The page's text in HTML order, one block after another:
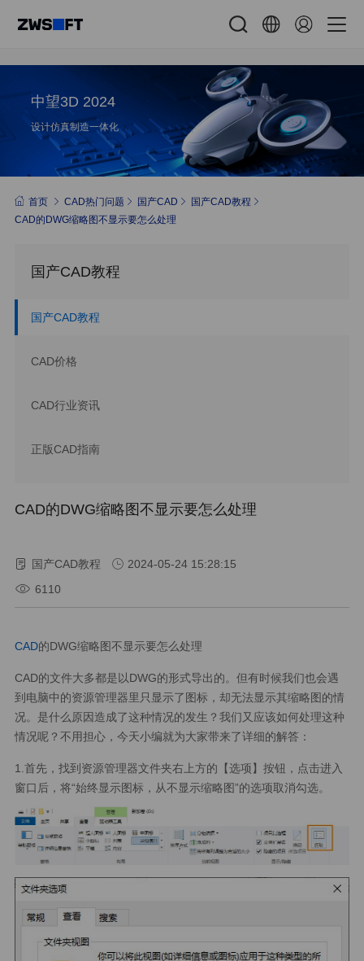
中望3D 2024
设计仿真制造一体化
首页 CAD热门问题 国产CAD
国产CAD教程
CAD的DWG缩略图不显示要怎么处理
国产CAD教程
国产CAD教程
CAD价格
CAD行业资讯
正版CAD指南
CAD的DWG缩略图不显示要怎么处理
国产CAD教程
2024-05-24 15:28:15
6110
CAD的DWG缩略图不显示要怎么处理
CAD的文件大多都是以DWG的形式导出的。但有时候我们也会遇
到电脑中的资源管理器里只显示了图标，却无法显示其缩略图的情
况。是什么原因造成了这种情况的发生？我们又应该如何处理这种
情况呢？不用担心，今天小编就为大家带来了详细的解答：
1.首先，找到资源管理器文件夹右上方的【选项】按钮，点击进入
窗口后，将“始终显示图标，从不显示缩略图”的选项取消勾选。